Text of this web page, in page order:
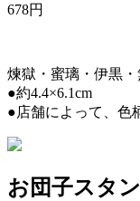
678円
煉獄・蜜璃・伊黒・
●約4.4×6.1cm
●店舗によって、色
お団子スタ